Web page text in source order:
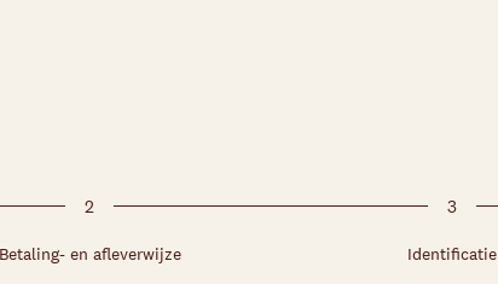
2
en afleverwijze
3
Identificatie